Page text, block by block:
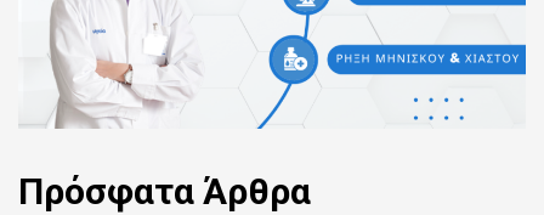
Πρόσφατα Άρθρα